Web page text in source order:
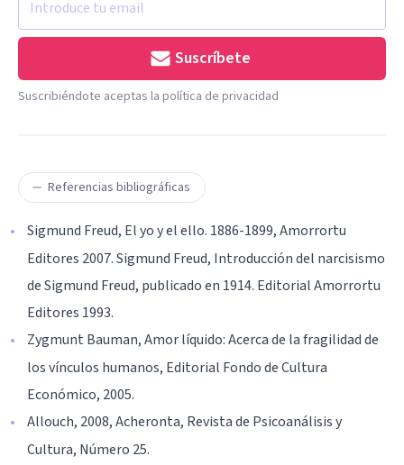
Suscríbete
Suscribiéndote aceptas la política de privacidad
Referencias bibliográficas
Sigmund Freud, El yo y el ello. 1886-1899, Amorrortu
Editores 2007. Sigmund Freud, Introducción del narcisismo
de Sigmund Freud, publicado en 1914. Editorial Amorrortu
Editores 1993.
Zygmunt Bauman, Amor líquido: Acerca de la fragilidad de
los vínculos humanos, Editorial Fondo de Cultura
Económico, 2005.
Allouch, 2008, Acheronta, Revista de Psicoanálisis y
Cultura, Número 25.